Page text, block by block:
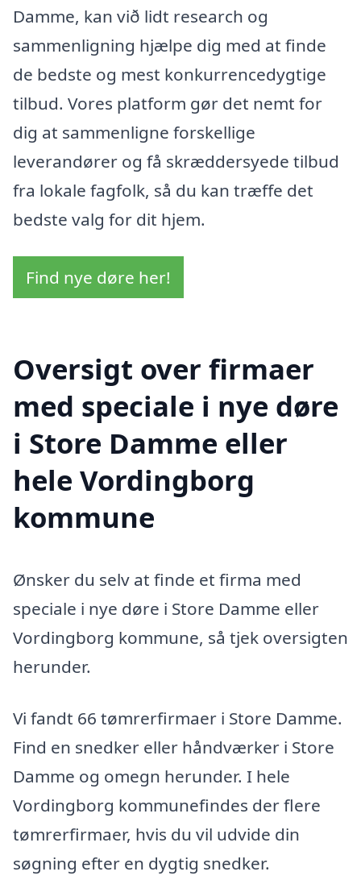
Damme, kan við lidt research og
sammenligning hjælpe dig med at finde
de bedste og mest konkurrencedygtige
tilbud. Vores platform gør det nemt for
dig at sammenligne forskellige
leverandører og få skræddersyede tilbud
fra lokale fagfolk, så du kan træffe det
bedste valg for dit hjem.
Find nye døre her!
Oversigt over firmaer
med speciale i nye døre
i Store Damme eller
hele Vordingborg
kommune
Ønsker du selv at finde et firma med
speciale i nye døre i Store Damme eller
Vordingborg kommune, så tjek oversigten
herunder.
Vi fandt 66 tømrerfirmaer i Store Damme.
Find en snedker eller håndværker i Store
Damme og omegn herunder. I hele
Vordingborg kommunefindes der flere
tømrerfirmaer, hvis du vil udvide din
søgning efter en dygtig snedker.